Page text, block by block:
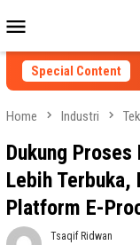
to
contentMenu
Special Content
Home Industri
Dukung Proses
Lebih Terbuka,
Platform E-
Tsaqif Ridwan